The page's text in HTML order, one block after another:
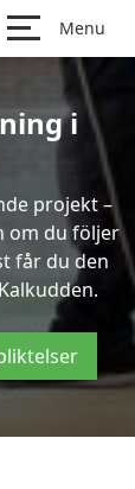
Menu
i
projekt –
om du följer
får du den